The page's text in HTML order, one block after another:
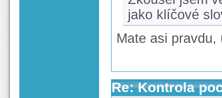
jako klíčové
Mate asi
Re: Kontrola